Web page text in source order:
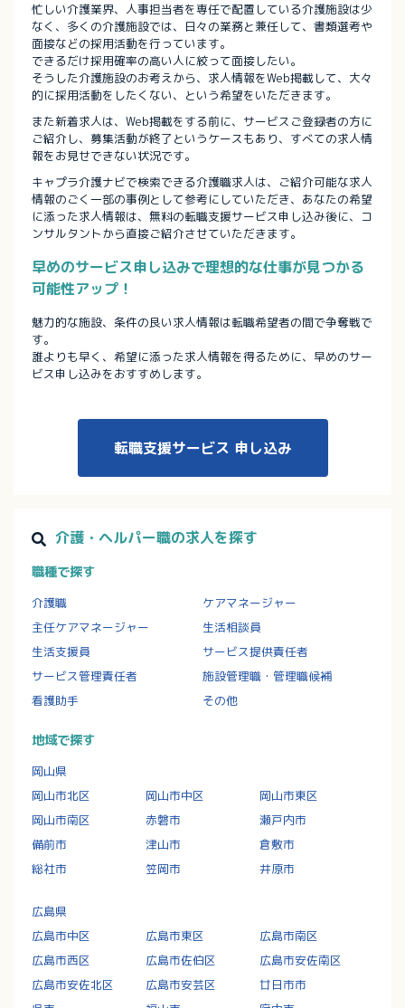
忙しい介護業界、人事担当者を専任で配置している介護施設は少
なく、多くの介護施設では、日々の業務と兼任して、書類選考や
面接などの採用活動を行っています。
できるだけ採用確率の高い人に絞って面接したい。
そうした介護施設のお考えから、求人情報をWeb掲載して、大々
的に採用活動をしたくない、という希望をいただきます。
また新着求人は、Web掲載をする前に、サービスご登録者の方に
ご紹介し、募集活動が終了というケースもあり、すべての求人情
報をお見せできない状況です。
キャプラ介護ナビで検索できる介護職求人は、ご紹介可能な求人
情報のごく一部の事例として参考にしていただき、あなたの希望
に添った求人情報は、無料の転職支援サービス申し込み後に、コ
ンサルタントから直接ご紹介させていただきます。
早めのサービス申し込みで理想的な仕事が見つかる
可能性アップ！
魅力的な施設、条件の良い求人情報は転職希望者の間で争奪戦で
す。
誰よりも早く、希望に添った求人情報を得るために、早めのサー
ビス申し込みをおすすめします。
転職支援サービス 申し込み
介護・ヘルパー職の求人を探す
職種で探す
介護職
ケアマネージャー
主任ケアマネージャー
生活相談員
生活支援員
サービス提供責任者
サービス管理責任者
施設管理職・管理職候補
看護助手
その他
地域で探す
岡山県
岡山市北区
岡山市中区
岡山市東区
岡山市南区
赤磐市
瀬戸内市
備前市
津山市
倉敷市
総社市
笠岡市 井原市
広島県
広島市中区
広島市東区
広島市南区
広島市西区
広島市佐伯区
広島市安佐南区
広島市安佐北区
広島市安芸区
廿日市市